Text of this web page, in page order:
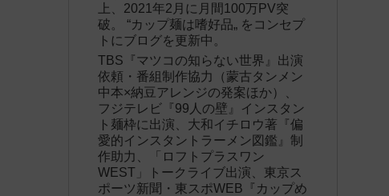
上、2021年2月に月間100万PV突
破。 “カップ麺は嗜好品„ をコンセプ
トにブログを更新中。
TBS『マツコの知らない世界』出演
依頼・番組制作協力（蒙古タンメン
中本×納豆アレンジの発案ほか）、
フジテレビ『99人の壁』インスタン
ト麺枠に出演、大和イチロウ著『偏
愛的インスタントラーメン図鑑』制
作助力、「ロフトプラスワン
WEST」トークライブ出演、東京ス
ポーツ新聞・東スポWEB『カップめ